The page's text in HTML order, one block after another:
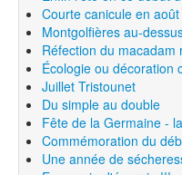
Courte canicule en août
Montgolfières au-
Réfection du macadam
Écologie ou décoration
Juillet Tristounet
Du simple au double
Fête de la Germaine -
Commémoration du
Une année de